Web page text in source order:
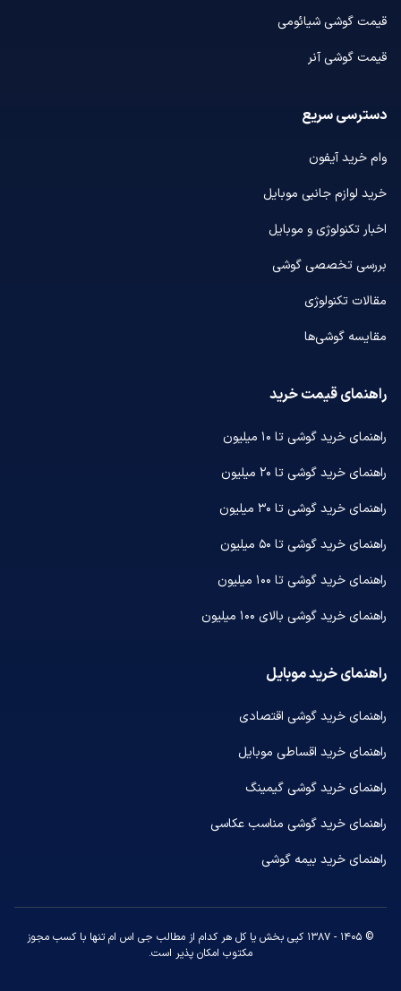
قیمت گوشی شیائومی
قیمت گوشی آنر
دسترسی سریع
وام خرید آیفون
خرید لوازم جانبی موبایل
اخبار تکنولوژی و موبایل
بررسی تخصصی گوشی
مقالات تکنولوژی
مقایسه گوشی‌ها
راهنمای قیمت خرید
راهنمای خرید گوشی تا ۱۰ میلیون
راهنمای خرید گوشی تا ۲۰ میلیون
راهنمای خرید گوشی تا ۳۰ میلیون
راهنمای خرید گوشی تا ۵۰ میلیون
راهنمای خرید گوشی تا ۱۰۰ میلیون
راهنمای خرید گوشی بالای ۱۰۰ میلیون
راهنمای خرید موبایل
راهنمای خرید گوشی اقتصادی
راهنمای خرید اقساطی موبایل
راهنمای خرید گوشی گیمینگ
راهنمای خرید گوشی مناسب عکاسی
راهنمای خرید بیمه گوشی
© ۱۴۰۵ - ۱۳۸۷ کپی بخش یا کل هر کدام از مطالب جی اس ام تنها با کسب مجوز
مکتوب امکان پذیر است.